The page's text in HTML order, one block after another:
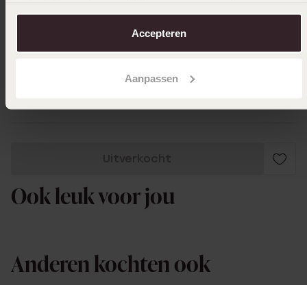
over in onscookiebeleid.
Accepteren
Aanpassen
Uitverkocht
Ook leuk voor jou
Anderen kochten ook